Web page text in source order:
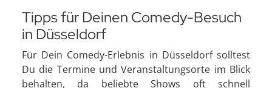
Tipps für Deinen Comedy-Besuch
in Düsseldorf
Für Dein Comedy-Erlebnis in Düsseldorf solltest
Du die Termine und Veranstaltungsorte im Blick
behalten, da beliebte Shows oft schnell